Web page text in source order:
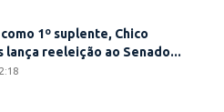
1º suplente, Chico
lança reeleição ao Senado...